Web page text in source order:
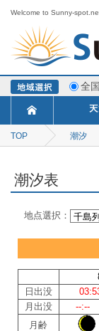
Welcome to Sunny-
全国
今日
ポ
週
寒・
TOP 潮汐
潮汐表
地点選択：
日出没
月出没
--:--
月齢